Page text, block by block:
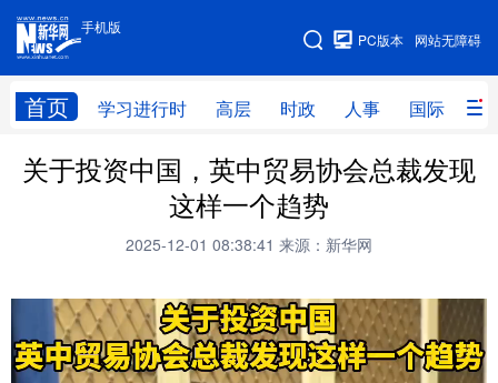
手机版
网站无障碍
PC版本
首页 学习进行时 高层 时政 人事 国际 财
手机版
网站地图
学习进行时 高层 时政 人事
财经 网评
全球连线
科技 科创 量子 体育
文化 书画 健康 军事
关于投资中国，英中贸易协会总裁发现
这样一个趋势
2025-12-01 08:38:41 来源：新华网